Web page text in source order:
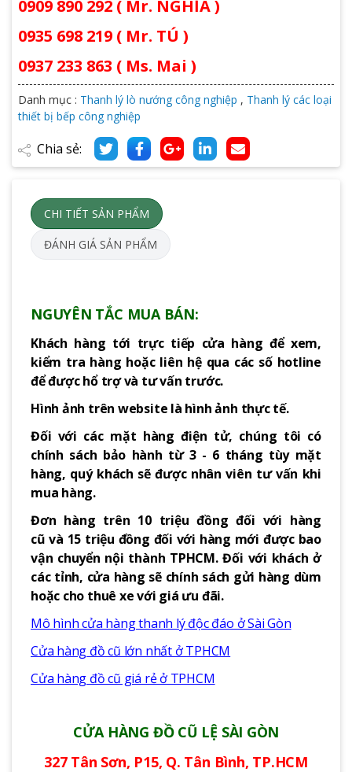
0909 890 292 ( Mr. NGHĨA )
0935 698 219 ( Mr. TÚ )
0937 233 863 ( Ms. Mai )
Danh mục : Thanh lý lò nướng công nghiệp , Thanh lý các loại
thiết bị bếp công nghiệp
Chia sẻ:
CHI TIẾT SẢN PHẨM
ĐÁNH GIÁ SẢN PHẨM
NGUYÊN TẮC MUA BÁN:
Khách hàng tới trực tiếp cửa hàng để xem,
kiểm tra hàng hoặc liên hệ qua các số hotline
để được hổ trợ và tư vấn trước.
Hình ảnh trên website là hình ảnh thực tế.
Đối với các mặt hàng điện tử, chúng tôi có
chính sách bảo hành từ 3 - 6 tháng tùy mặt
hàng, quý khách sẽ được nhân viên tư vấn khi
mua hàng.
Đơn hàng trên 10 triệu đồng đối với hàng
cũ và 15 triệu đồng đối với hàng mới được bao
vận chuyển nội thành TPHCM. Đối với khách ở
các tỉnh, cửa hàng sẽ chính sách gửi hàng dùm
hoặc cho thuê xe với giá ưu đãi.
Mô hình cửa hàng thanh lý độc đáo ở Sài Gòn
Cửa hàng đồ cũ lớn nhất ở TPHCM
Cửa hàng đồ cũ giá rẻ ở TPHCM
CỬA HÀNG ĐỒ CŨ LỆ SÀI GÒN
327 Tân Sơn, P15, Q. Tân Bình, TP.HCM